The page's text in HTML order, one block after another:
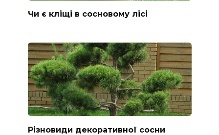
Чи є кліщі в сосновому лісі
Різновиди декоративної сосни